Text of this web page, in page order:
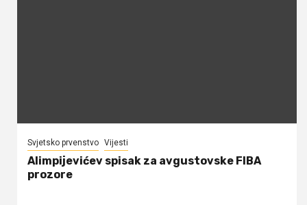
Svjetsko prvenstvo Vijesti
Alimpijevićev spisak za avgustovske FIBA
prozore